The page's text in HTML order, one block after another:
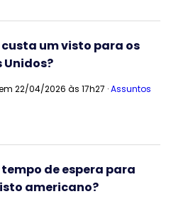
um visto para os
Unidos?
22/04/2026 às 17h27 ·Assuntos
de espera para
americano?